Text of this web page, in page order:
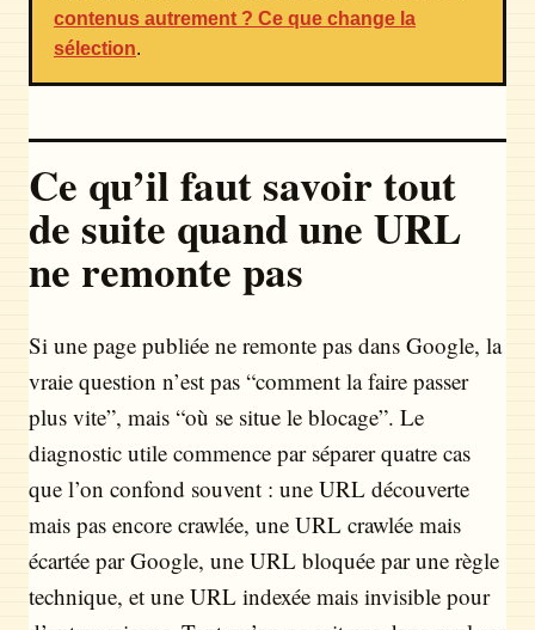
contenus autrement ? Ce que change la
sélection.
Ce qu’il faut savoir tout
de suite quand une URL
ne remonte pas
Si une page publiée ne remonte pas dans Google, la
vraie question n’est pas “comment la faire passer
plus vite”, mais “où se situe le blocage”. Le
diagnostic utile commence par séparer quatre cas
que l’on confond souvent : une URL découverte
mais pas encore crawlée, une URL crawlée mais
écartée par Google, une URL bloquée par une règle
technique, et une URL indexée mais invisible pour